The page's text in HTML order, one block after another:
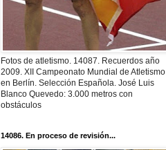
Fotos de atletismo. 14087. Recuerdos año
2009. XII Campeonato Mundial de Atletismo
en Berlín. Selección Española. José Luis
Blanco Quevedo: 3.000 metros con
obstáculos
14086. En proceso de revisión...